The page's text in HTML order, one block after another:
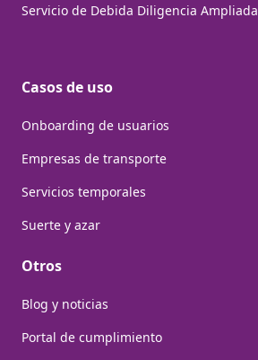
Servicio de Debida Diligencia Ampliada
Casos de uso
Onboarding de usuarios
Empresas de transporte
Servicios temporales
Suerte y azar
Otros
Blog y noticias
Portal de cumplimiento